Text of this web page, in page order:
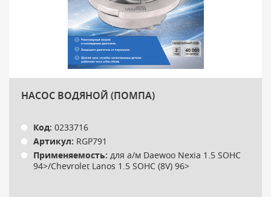
НАСОС ВОДЯНОЙ (ПОМПА)
Код: 0233716
Артикул: RGP791
Применяемость: для а/м Daewoo Nexia 1.5 SOHC
94>/Chevrolet Lanos 1.5 SOHC (8V) 96>